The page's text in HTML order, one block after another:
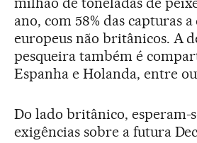
ano, com 58% das capturas
europeus não britânicos. A
pesqueira também é
Espanha e Holanda, entre
Do lado britânico, esperam-
exigências sobre a futura